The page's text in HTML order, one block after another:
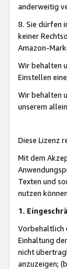
anderweitig
8. Sie dürfen
keiner
Amazon-
Wir behalten
Einstellen
Wir behalten
unserem
Diese Lizenz
Mit dem
Texten und
nutzen
1.
Vorbehaltlich
Einhaltung
nicht
anzuzeigen;